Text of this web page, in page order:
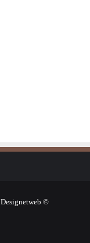
© Copyright 2026, All Rights Reserved |
Designetweb